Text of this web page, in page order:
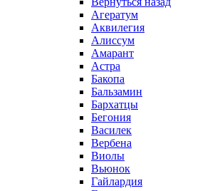
Агератум
Аквилегия
Алиссум
Амарант
Астра
Бакопа
Бальзамин
Бархатцы
Бегония
Василек
Вербена
Виолы
Вьюнок
Гайлардия